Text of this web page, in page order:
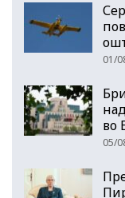
01/
во
05/